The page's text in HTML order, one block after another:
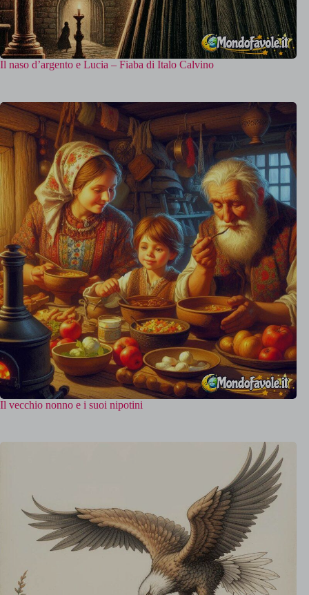
Il naso d’argento e Lucia – Fiaba di Italo Calvino
Il vecchio nonno e i suoi nipotini